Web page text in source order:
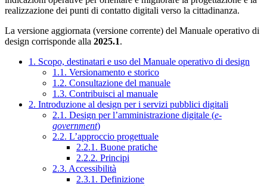
realizzazione dei punti di contatto digitali verso la cittadinanza.
La versione aggiornata (versione corrente) del Manuale operativo di
design corrisponde alla 2025.1.
1. Scopo, destinatari e uso del Manuale operativo di design
1.1. Versionamento e storico
1.2. Consultazione del manuale
1.3. Contribuisci al manuale
2. Introduzione al design per i servizi pubblici digitali
2.1. Design per l’amministrazione digitale (e-
government)
2.2. L’approccio progettuale
2.2.1. Buone pratiche
2.2.2. Principi
2.3. Accessibilità
2.3.1. Definizione